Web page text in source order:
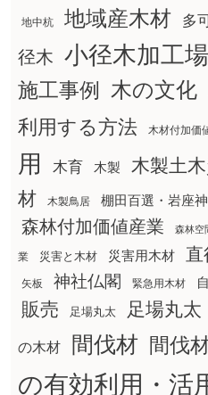
地中杭 地域産木材 多
径木 小径木加工場
施工事例
木の文化
利用する方法
木材付加価
用
木育 木製 木製土
材
木製鳥居 棚田百選・岩座神
森林付加価値産業 森林空
業 災害と木材 災害用木材 直
矢板 神社仏閣 緊急用木材
販売 足場丸太 足場丸
の木材 間伐材 間伐
の有効利用・活